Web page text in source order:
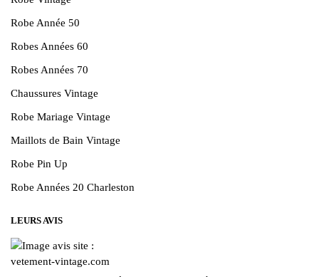
Robe Année 50
Robes Années 60
Robes Années 70
Chaussures Vintage
Robe Mariage Vintage
Maillots de Bain Vintage
Robe Pin Up
Robe Années 20 Charleston
LEURS AVIS